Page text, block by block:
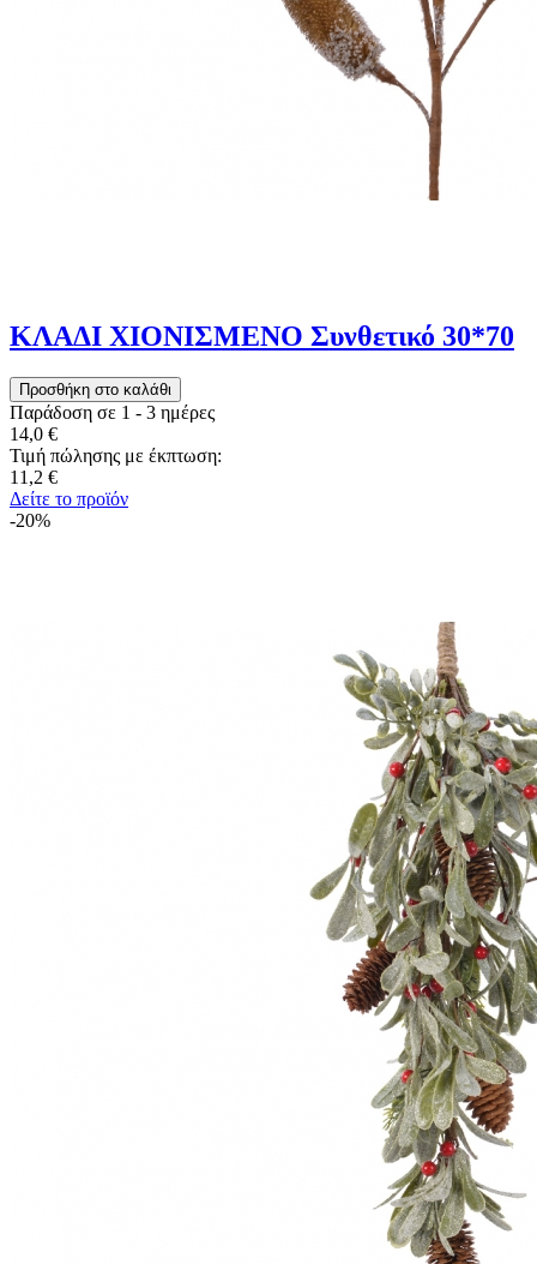
ΚΛΑΔΙ ΧΙΟΝΙΣΜΕΝΟ Συνθετικό 30*70
Παράδοση σε 1 - 3 ημέρες
14,0 €
Τιμή πώλησης με έκπτωση:
11,2 €
Δείτε το προϊόν
-20%